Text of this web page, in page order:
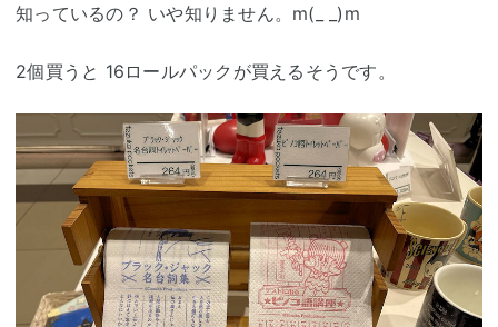
知っているの？ いや知りません。m(_ _)m
2個買うと 16ロールパックが買えるそうです。